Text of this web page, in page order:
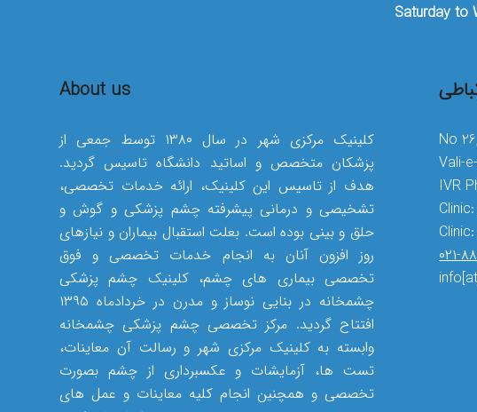
Saturday to
About us
کلینیک مرکزی شهر در سال ۱۳۸۰ توسط جمعی از
پزشکان متخصص و اساتید دانشگاه تاسیس گردید.
هدف از تاسیس این کلینیک، ارائه خدمات تخصصی،
تشخیصی و درمانی پیشرفته چشم پزشکی و گوش و
حلق و بینی بوده است. بعلت استقبال بیماران و نیازهای
روز افزون آنان به انجام خدمات تخصصی و فوق
تخصصی بیماری های چشم، کلینیک چشم پزشکی
چشمخانه در بنایی نوساز و مدرن در خردادماه ۱۳۹۵
افتتاح گردید. مرکز تخصصی چشم پزشکی چشمخانه
وابسته به کلینیک مرکزی شهر و رسالت آن معاینات،
تست ها، آزمایشات و عکسبرداری از چشم بصورت
تخصصی و همچنین انجام کلیه معاینات و عمل های
No
Vali-
IVR
Clinic:
Clinic: